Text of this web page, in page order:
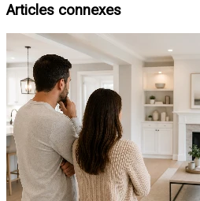
Articles connexes